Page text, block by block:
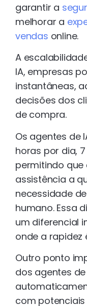
garantir a
melhorar a
vendas online.
A
IA, empresas
instantâneas,
decisões dos
de compra.
Os agentes de
horas por dia,
permitindo
assistência a
necessidade
humano. Essa
um diferencial
onde a rapidez
Outro ponto
dos agentes
com